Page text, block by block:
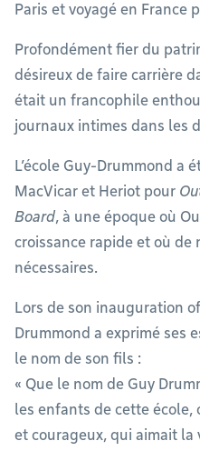
Paris et voyagé en France
Profondément fier du
désireux de faire carrière
était un francophile
journaux intimes dans les
L’école Guy-Drummond a
MacVicar et Heriot pour
Board, à une époque où
croissance rapide et où de
nécessaires.
Lors de son inauguration
Drummond a exprimé ses
le nom de son fils :
« Que le nom de Guy
les enfants de cette école,
et courageux, qui aimait la